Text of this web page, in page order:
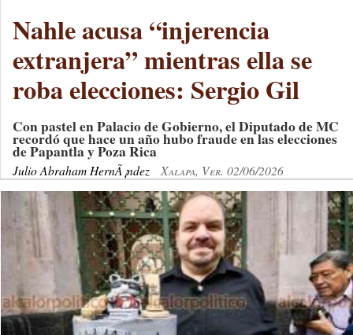
Nahle acusa “injerencia
extranjera” mientras ella se
roba elecciones: Sergio Gil
Con pastel en Palacio de Gobierno, el Diputado de MC
recordó que hace un año hubo fraude en las elecciones
de Papantla y Poza Rica
Julio Abraham HernÃ¡ndez Xalapa, Ver. 02/06/2026